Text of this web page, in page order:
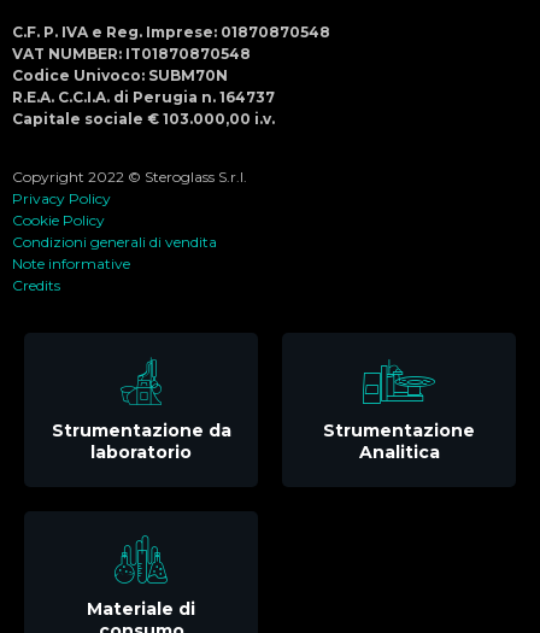
C.F. P. IVA e Reg. Imprese: 01870870548
VAT NUMBER: IT01870870548
Codice Univoco: SUBM70N
R.E.A. C.C.I.A. di Perugia n. 164737
Capitale sociale € 103.000,00 i.v.
Copyright 2022 © Steroglass S.r.l.
Privacy Policy
Cookie Policy
Condizioni generali di vendita
Note informative
Credits
Strumentazione da
laboratorio
Strumentazione
Analitica
Materiale di